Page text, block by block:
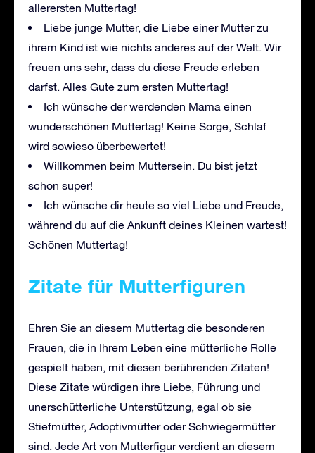
allerersten Muttertag!
Liebe junge Mutter, die Liebe einer Mutter zu
ihrem Kind ist wie nichts anderes auf der Welt. Wir
freuen uns sehr, dass du diese Freude erleben
darfst. Alles Gute zum ersten Muttertag!
Ich wünsche der werdenden Mama einen
wunderschönen Muttertag! Keine Sorge, Schlaf
wird sowieso überbewertet!
Willkommen beim Muttersein. Du bist jetzt
schon super!
Ich wünsche dir heute so viel Liebe und Freude,
während du auf die Ankunft deines Kleinen wartest!
Schönen Muttertag!
Zitate für Mutterfiguren
Ehren Sie an diesem Muttertag die besonderen
Frauen, die in Ihrem Leben eine mütterliche Rolle
gespielt haben, mit diesen berührenden Zitaten!
Diese Zitate würdigen ihre Liebe, Führung und
unerschütterliche Unterstützung, egal ob sie
Stiefmütter, Adoptivmütter oder Schwiegermütter
sind. Jede Art von Mutterfigur verdient an diesem